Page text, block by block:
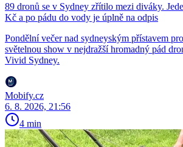
89 dronů se v Sydney zřítilo mezi diváky.
Kč a po pádu do vody je úplně na odpis
Pondělní večer nad sydneyským přístavem
světelnou show v nejdražší hromadný pád
Vivid Sydney.
Mobify.cz
6. 8. 2026, 21:56
4 min